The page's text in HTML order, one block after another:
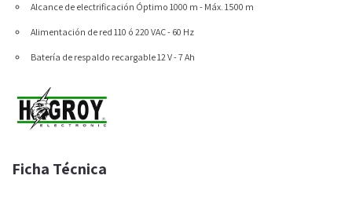
Alcance de electrificación Óptimo 1000 m - Máx. 1500 m
Alimentación de red 110 ó 220 VAC - 60 Hz
Batería de respaldo recargable12 V - 7 Ah
Ficha Técnica